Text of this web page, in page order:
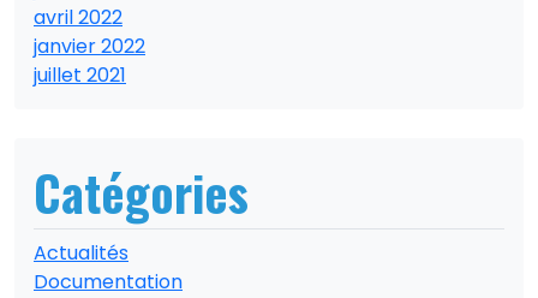
avril 2022
janvier 2022
juillet 2021
Catégories
Actualités
Documentation